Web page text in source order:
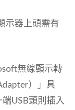
示器上頭需有
無線顯示轉
）」具
USB頭則插入